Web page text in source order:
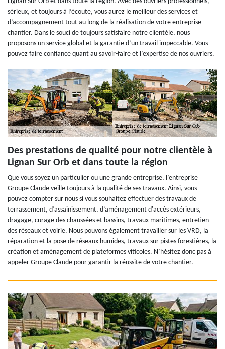
sérieux, et toujours à l’écoute, vous aurez le meilleur des services et
d’accompagnement tout au long de la réalisation de votre entreprise
chantier. Dans le souci de toujours satisfaire notre clientèle, nous
proposons un service global et la garantie d’un travail impeccable. Vous
pouvez faire confiance quant au savoir-faire et l’expertise de nos ouvriers.
Des prestations de qualité pour notre clientèle à
Lignan Sur Orb et dans toute la région
Que vous soyez un particulier ou une grande entreprise, l’entreprise
Groupe Claude veille toujours à la qualité de ses travaux. Ainsi, vous
pouvez compter sur nous si vous souhaitez effectuer des travaux de
terrassement, d’assainissement, d’aménagement d'accès extérieurs,
dragage, curage des chaussées et bassins, travaux maritimes, entretien
des réseaux et voirie. Nous pouvons également travailler sur les VRD, la
réparation et la pose de réseaux humides, travaux sur pistes forestières, la
création et aménagement de plateformes viticoles. N’hésitez donc pas à
appeler Groupe Claude pour garantir la réussite de votre chantier.